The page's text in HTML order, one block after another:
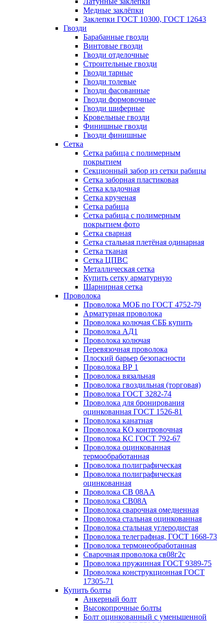
Медные заклёпки
Заклепки ГОСТ 10300, ГОСТ 12643
Гвозди
Барабанные гвозди
Винтовые гвозди
Гвозди отделочные
Строительные гвозди
Гвозди тарные
Гвозди толевые
Гвозди фасованные
Гвозди формовочные
Гвозди шиферные
Кровельные гвозди
Финишные гвозди
Гвозди финишные
Сетка
Сетка рабица с полимерным
покрытием
Секционный забор из сетки рабицы
Сетка заборная пластиковая
Сетка кладочная
Сетка крученая
Сетка рабица
Сетка рабица с полимерным
покрытием фото
Сетка сварная
Сетка стальная плетёная одинарная
Сетка тканая
Сетка ЦПВС
Металлическая сетка
Купить сетку арматурную
Шарнирная сетка
Проволока
Проволока МОБ по ГОСТ 4752-79
Арматурная проволока
Проволока колючая СББ купить
Проволока АД1
Проволока колючая
Перевязочная проволока
Плоский барьер безопасности
Проволока ВР 1
Проволока вязальная
Проволока гвоздильная (торговая)
Проволока ГОСТ 3282-74
Проволока для бронирования
оцинкованная ГОСТ 1526-81
Проволока канатная
Проволока КО контровочная
Проволока КС ГОСТ 792-67
Проволока оцинкованная
термообработанная
Проволока полиграфическая
Проволока полиграфическая
оцинкованная
Проволока СВ 08АА
Проволока СВ08А
Проволока сварочная омедненная
Проволока стальная оцинкованная
Проволока стальная углеродистая
Проволока телеграфная, ГОСТ 1668-73
Проволока термонеобработанная
Сварочная проволока св08г2с
Проволока пружинная ГОСТ 9389-75
Проволока конструкционная ГОСТ
17305-71
Купить болты
Анкерный болт
Высокопрочные болты
Болт оцинкованный с уменьшенной